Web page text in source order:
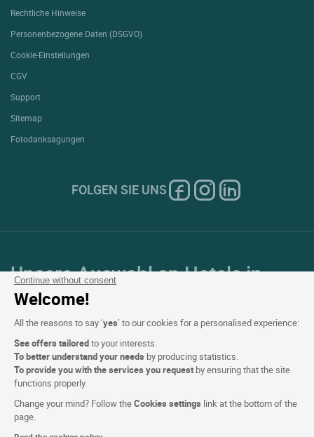
Continue without consent
Welcome!
All the reasons to say ‘yes’ to our cookies for a personalised experience:
See offers tailoredto your interests.
To better understand your needs by producing statistics.
To provide you with the services you request by ensuring that the site
functions properly.
Change your mind? Follow theCookies settings link at the bottom of the
page.
Rechtliche Hinweise
Personenbezogene Daten (DSGVO)
Cookie-Einstellungen
CGV
Support
Sitemap
Fotodanksagungen
FOLGEN SIE UNS
Unsere Auswahl an Hotels in
Frankreich und Europa
Top Länder
Top Regionen
Top Städte
Top Hotels